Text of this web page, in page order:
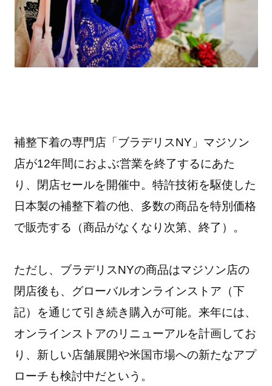
補整下着の専門店「ブラデリスNY」マジソン
店が12年間におよぶ営業を終了するにあた
り、閉店セールを開催中。特許技術を駆使した
日本製の補整下着の他、多数の商品を特別価格
で販売する（商品がなくなり次第、終了）。
ただし、ブラデリスNYの商品はマジソン店の
閉店後も、グローバルオンラインストア（下
記）を通じて引き続き購入が可能。来年には、
オンラインストアのリニューアルを計画してお
り、新しい店舗展開や米国市場への新たなアプ
ローチも検討中だという。